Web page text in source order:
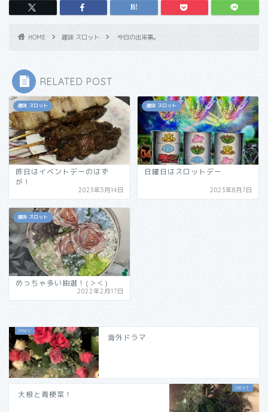
HOME 趣味 スロット 今日の出来事。
RELATED POST
趣味 スロット
昨日はイベントデーのはず
が！
2023年5月14日
趣味 スロット
日曜日はスロットデー
2023年8月7日
趣味 スロット
めっちゃ多い抽選！(＞＜)
2022年2月17日
海外ドラマ
大根と青梗菜！